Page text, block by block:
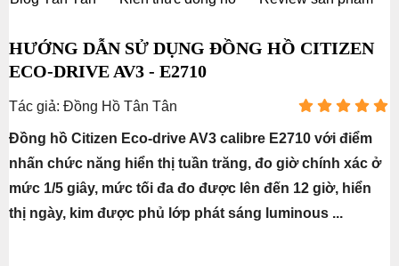
HƯỚNG DẪN SỬ DỤNG ĐỒNG HỒ CITIZEN
ECO-DRIVE AV3 - E2710
Tác giả: Đồng Hồ Tân Tân
Đồng hồ Citizen Eco-drive AV3 calibre E2710 với điểm
nhấn chức năng hiển thị tuần trăng, đo giờ chính xác ở
mức 1/5 giây, mức tối đa đo được lên đến 12 giờ, hiển
thị ngày, kim được phủ lớp phát sáng luminous ...